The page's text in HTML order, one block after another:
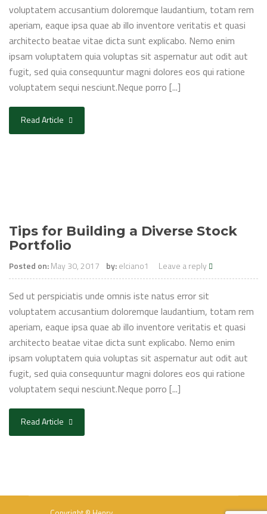
voluptatem accusantium doloremque laudantium, totam rem
aperiam, eaque ipsa quae ab illo inventore veritatis et quasi
architecto beatae vitae dicta sunt explicabo. Nemo enim
ipsam voluptatem quia voluptas sit aspernatur aut odit aut
fugit, sed quia consequuntur magni dolores eos qui ratione
voluptatem sequi nesciunt.Neque porro [...]
Read Article
Tips for Building a Diverse Stock
Portfolio
Posted on:May 30, 2017 by:elciano1 Leave a reply
Sed ut perspiciatis unde omnis iste natus error sit
voluptatem accusantium doloremque laudantium, totam rem
aperiam, eaque ipsa quae ab illo inventore veritatis et quasi
architecto beatae vitae dicta sunt explicabo. Nemo enim
ipsam voluptatem quia voluptas sit aspernatur aut odit aut
fugit, sed quia consequuntur magni dolores eos qui ratione
voluptatem sequi nesciunt.Neque porro [...]
Read Article